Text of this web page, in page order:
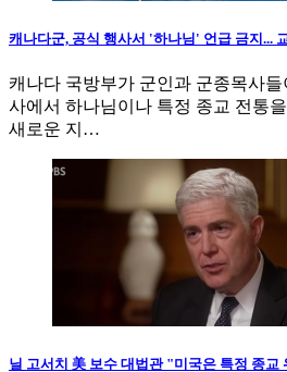
캐나다군, 공식 행사서 '하나님' 언급 금지...
캐나다 국방부가 군인과 군종목사
사에서 하나님이나 특정 종교 전통
새로운 지…
닐 고서치 美 보수 대법관 "미국은 특정 종교